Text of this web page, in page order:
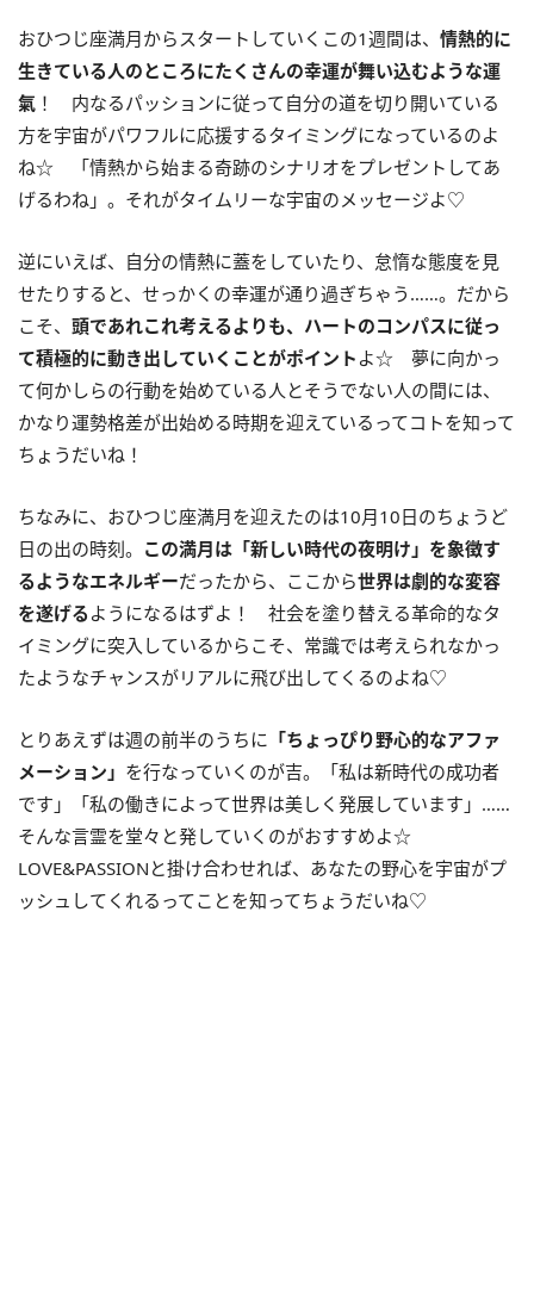
おひつじ座満月からスタートしていくこの1週間は、 情熱的に
生きている人のところにたくさんの幸運が舞い込むような運
氣 ！ 内なるパッションに従って自分の道を切り開いている
方を宇宙がパワフルに応援するタイミングになっているのよ
ね☆ 「情熱から始まる奇跡のシナリオをプレゼントしてあ
げるわね」。それがタイムリーな宇宙のメッセージよ♡
逆にいえば、自分の情熱に蓋をしていたり、怠惰な態度を見
せたりすると、せっかくの幸運が通り過ぎちゃう……。だから
こそ、 頭であれこれ考えるよりも、ハートのコンパスに従っ
て積極的に動き出していくことがポイント よ☆ 夢に向かっ
て何かしらの行動を始めている人とそうでない人の間には、
かなり運勢格差が出始める時期を迎えているってコトを知って
ちょうだいね！
ちなみに、おひつじ座満月を迎えたのは10月10日のちょうど
日の出の時刻。 この満月は「新しい時代の夜明け」を象徴す
るようなエネルギーだったから、ここから世界は劇的な変容
を遂げる ようになるはずよ！ 社会を塗り替える革命的なタ
イミングに突入しているからこそ、常識では考えられなかっ
たようなチャンスがリアルに飛び出してくるのよね♡
とりあえずは週の前半のうちに 「ちょっぴり野心的なアファ
メーション」 を行なっていくのが吉。「私は新時代の成功者
です」「私の働きによって世界は美しく発展しています」……
そんな言霊を堂々と発していくのがおすすめよ☆
LOVE&PASSIONと掛け合わせれば、あなたの野心を宇宙がプ
ッシュしてくれるってことを知ってちょうだいね♡